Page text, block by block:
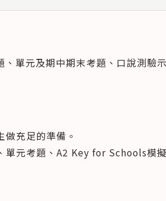
單元及期中期末考題、口說測驗
充足的準備。
元考題、A2 Key for Schools模